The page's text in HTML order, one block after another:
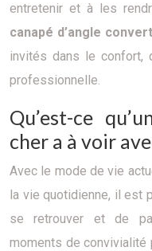
entretenir et à les
canapé d’angle
invités dans le confort,
professionnelle.
Qu’est-ce
cher a à voir
Avec le mode de vie
la vie quotidienne, il est
se retrouver et de
moments de convivialité